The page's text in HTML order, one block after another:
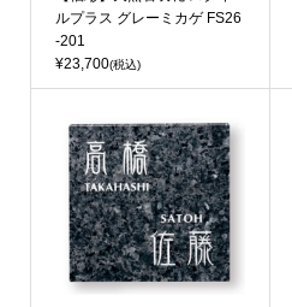
ルプラス グレーミカゲ FS26
-201
¥23,700(税込)